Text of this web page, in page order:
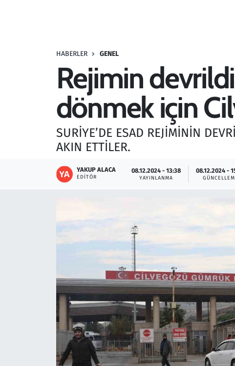
HABERLER GENEL
Rejimin
dönmek için
SURİYE’DE ESAD REJİMİNİN
AKIN ETTİLER.
YAKUP ALACA
EDITÖR
08.12.2024 - 13:38
YAYINLANMA
08.12.2024 -
Savunma Sanayi
Teknoloji ve Bilim